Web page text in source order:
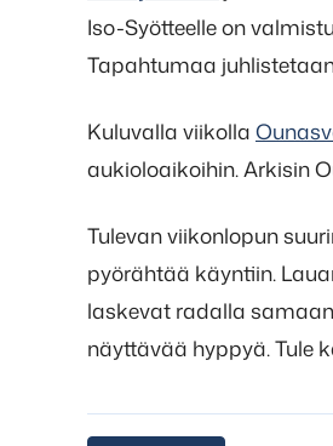
Iso-Syötteelle on
Tapahtumaa
Kuluvalla viikolla
aukioloaikoihin. Arkisin
Tulevan viikonlopun
pyörähtää käyntiin.
laskevat radalla
näyttävää hyppyä. Tule